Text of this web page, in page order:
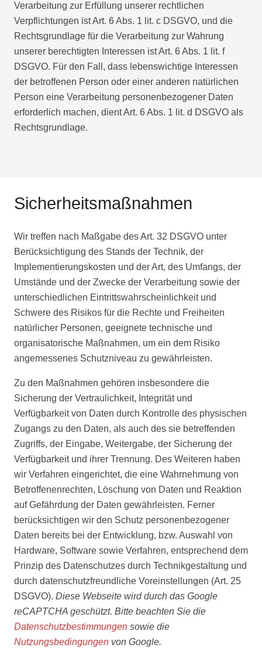
Verarbeitung zur Erfüllung unserer rechtlichen
Verpflichtungen ist Art. 6 Abs. 1 lit. c DSGVO, und die
Rechtsgrundlage für die Verarbeitung zur Wahrung
unserer berechtigten Interessen ist Art. 6 Abs. 1 lit. f
DSGVO. Für den Fall, dass lebenswichtige Interessen
der betroffenen Person oder einer anderen natürlichen
Person eine Verarbeitung personenbezogener Daten
erforderlich machen, dient Art. 6 Abs. 1 lit. d DSGVO als
Rechtsgrundlage.
Sicherheitsmaßnahmen
Wir treffen nach Maßgabe des Art. 32 DSGVO unter
Berücksichtigung des Stands der Technik, der
Implementierungskosten und der Art, des Umfangs, der
Umstände und der Zwecke der Verarbeitung sowie der
unterschiedlichen Eintrittswahrscheinlichkeit und
Schwere des Risikos für die Rechte und Freiheiten
natürlicher Personen, geeignete technische und
organisatorische Maßnahmen, um ein dem Risiko
angemessenes Schutzniveau zu gewährleisten.
Zu den Maßnahmen gehören insbesondere die
Sicherung der Vertraulichkeit, Integrität und
Verfügbarkeit von Daten durch Kontrolle des physischen
Zugangs zu den Daten, als auch des sie betreffenden
Zugriffs, der Eingabe, Weitergabe, der Sicherung der
Verfügbarkeit und ihrer Trennung. Des Weiteren haben
wir Verfahren eingerichtet, die eine Wahrnehmung von
Betroffenenrechten, Löschung von Daten und Reaktion
auf Gefährdung der Daten gewährleisten. Ferner
berücksichtigen wir den Schutz personenbezogener
Daten bereits bei der Entwicklung, bzw. Auswahl von
Hardware, Software sowie Verfahren, entsprechend dem
Prinzip des Datenschutzes durch Technikgestaltung und
durch datenschutzfreundliche Voreinstellungen (Art. 25
DSGVO). Diese Webseite wird durch das Google
reCAPTCHA geschützt. Bitte beachten Sie die
Datenschutzbestimmungen sowie die
Nutzungsbedingungen von Google.